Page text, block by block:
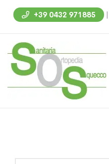
+39 0432 971885 |